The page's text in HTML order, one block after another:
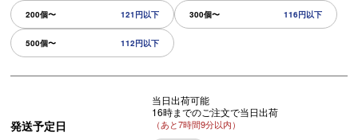
200個〜 121円以下 300個〜 116円以下
500個〜 112円以下
発送予定日
当日出荷可能
16時までのご注文で当日出荷
（あと7時間9分以内）